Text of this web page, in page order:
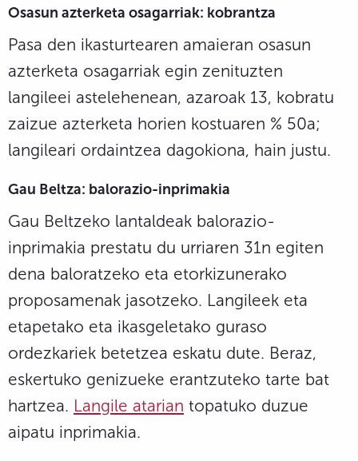
Osasun azterketa osagarriak: kobrantza
Pasa den ikasturtearen amaieran osasun
azterketa osagarriak egin zenituzten
langileei astelehenean, azaroak 13, kobratu
zaizue azterketa horien kostuaren % 50a;
langileari ordaintzea dagokiona, hain justu.
Gau Beltza: balorazio-inprimakia
Gau Beltzeko lantaldeak balorazio-
inprimakia prestatu du urriaren 31n egiten
dena baloratzeko eta etorkizunerako
proposamenak jasotzeko. Langileek eta
etapetako eta ikasgeletako guraso
ordezkariek betetzea eskatu dute. Beraz,
eskertuko genizueke erantzuteko tarte bat
hartzea. Langile atarian topatuko duzue
aipatu inprimakia.